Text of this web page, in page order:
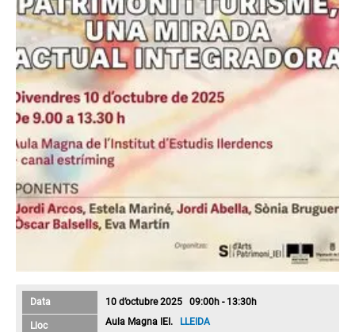
Data 10 d’octubre 2025 09:00h - 13:30h
Lloc Aula Magna IEI. LLEIDA